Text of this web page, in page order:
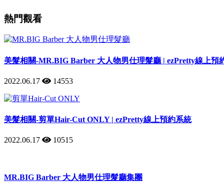
熱門觀看
美髮相關-MR.BIG Barber 大人物男仕理髮廳 | ezPretty線上預
2022.06.17 14553
美髮相關-剪單Hair-Cut ONLY | ezPretty線上預約系統
2022.06.17 10515
MR.BIG Barber 大人物男仕理髮廳集團